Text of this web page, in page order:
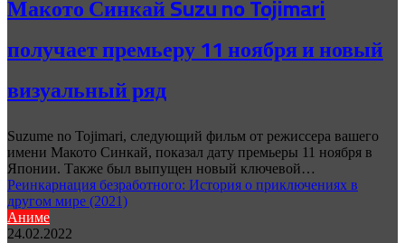
Макото Синкай Suzu no Tojimari
получает премьеру 11 ноября и новый
визуальный ряд
Suzume no Tojimari, следующий фильм от режиссера вашего
имени Макото Синкай, показал дату премьеры 11 ноября в
Японии. Также был выпущен новый ключевой…
Реинкарнация безработного: История о приключениях в
другом мире (2021)
Аниме
24.02.2022